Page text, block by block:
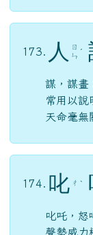
173. 人
ㄖ
ㄣ ˊ
謀，謀畫
常用以說
天命毫無
174. 叱 ㄔ ˋ
叱吒，怒
聲勢威力